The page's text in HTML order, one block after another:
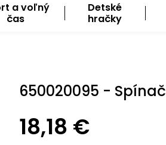
a voľný
čas
Detské
hračky
650020095 - Spínač
18,18 €